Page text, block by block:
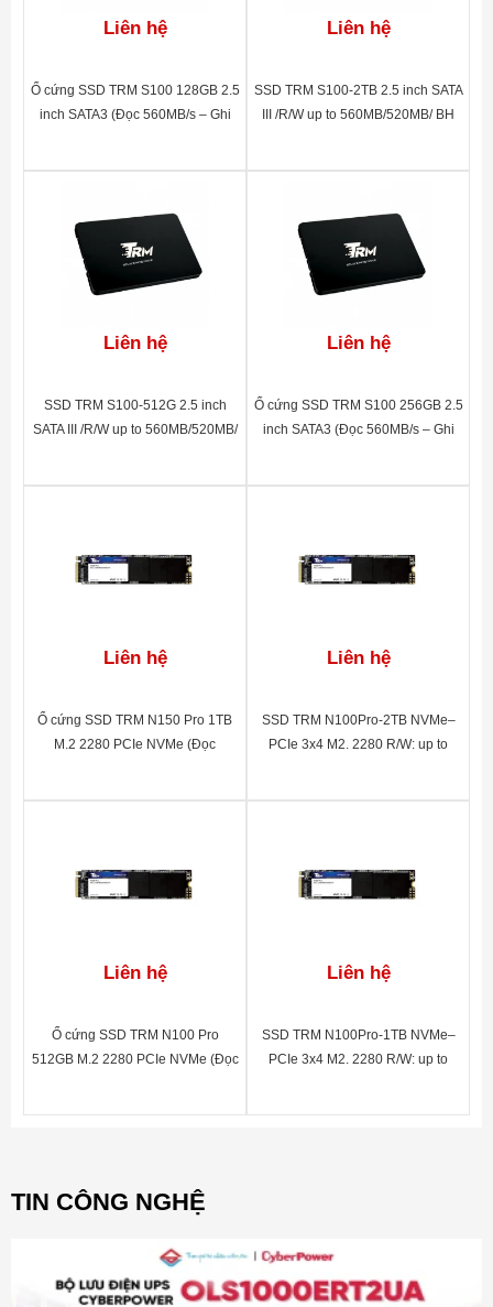
Liên hệ
Ổ cứng SSD TRM S100 128GB 2.5
inch SATA3 (Đọc 560MB/s – Ghi
Liên hệ
SSD TRM S100-2TB 2.5 inch SATA
III /R/W up to 560MB/520MB/ BH
Liên hệ
SSD TRM S100-512G 2.5 inch
SATA III /R/W up to 560MB/520MB/
Liên hệ
Ổ cứng SSD TRM S100 256GB 2.5
inch SATA3 (Đọc 560MB/s – Ghi
Liên hệ
Ổ cứng SSD TRM N150 Pro 1TB
M.2 2280 PCIe NVMe (Đọc
Liên hệ
SSD TRM N100Pro-2TB NVMe–
PCIe 3x4 M2. 2280 R/W: up to
Liên hệ
Ổ cứng SSD TRM N100 Pro
512GB M.2 2280 PCIe NVMe (Đọc
Liên hệ
SSD TRM N100Pro-1TB NVMe–
PCIe 3x4 M2. 2280 R/W: up to
TIN CÔNG NGHỆ